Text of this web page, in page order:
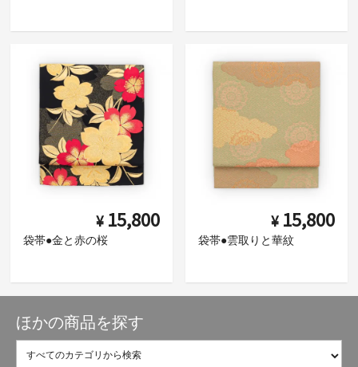
¥ 15,800
袋帯●金と赤の桜
¥ 15,800
袋帯●雲取りと華紋
ほかの商品を探す